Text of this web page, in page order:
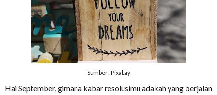
Sumber : Pixabay
Hai September, gimana kabar resolusimu adakah yang berjalan